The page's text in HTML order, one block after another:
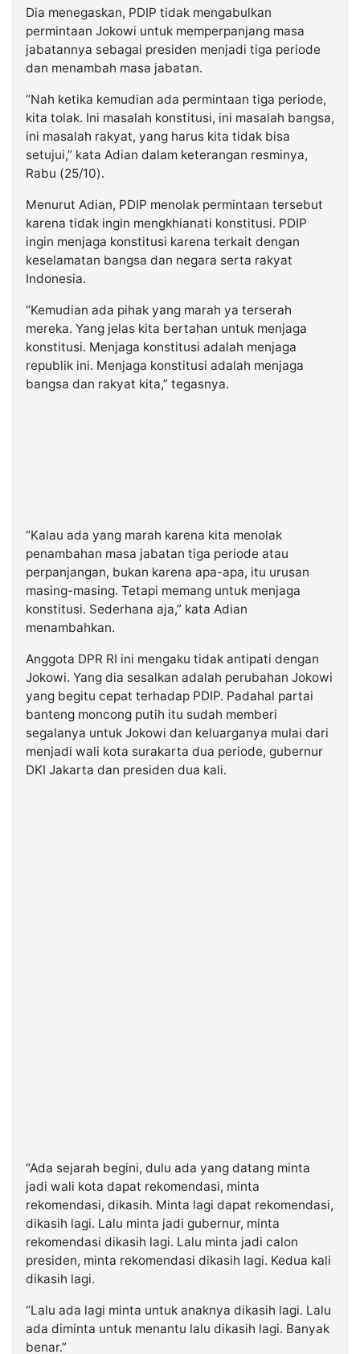
Dia menegaskan, PDIP tidak mengabulkan
permintaan Jokowi untuk memperpanjang masa
jabatannya sebagai presiden menjadi tiga periode
dan menambah masa jabatan.
“Nah ketika kemudian ada permintaan tiga periode,
kita tolak. Ini masalah konstitusi, ini masalah bangsa,
ini masalah rakyat, yang harus kita tidak bisa
setujui,” kata Adian dalam keterangan resminya,
Rabu (25/10).
Menurut Adian, PDIP menolak permintaan tersebut
karena tidak ingin mengkhianati konstitusi. PDIP
ingin menjaga konstitusi karena terkait dengan
keselamatan bangsa dan negara serta rakyat
Indonesia.
“Kemudian ada pihak yang marah ya terserah
mereka. Yang jelas kita bertahan untuk menjaga
konstitusi. Menjaga konstitusi adalah menjaga
republik ini. Menjaga konstitusi adalah menjaga
bangsa dan rakyat kita,” tegasnya.
“Kalau ada yang marah karena kita menolak
penambahan masa jabatan tiga periode atau
perpanjangan, bukan karena apa-apa, itu urusan
masing-masing. Tetapi memang untuk menjaga
konstitusi. Sederhana aja,” kata Adian
menambahkan.
Anggota DPR RI ini mengaku tidak antipati dengan
Jokowi. Yang dia sesalkan adalah perubahan Jokowi
yang begitu cepat terhadap PDIP. Padahal partai
banteng moncong putih itu sudah memberi
segalanya untuk Jokowi dan keluarganya mulai dari
menjadi wali kota surakarta dua periode, gubernur
DKI Jakarta dan presiden dua kali.
“Ada sejarah begini, dulu ada yang datang minta
jadi wali kota dapat rekomendasi, minta
rekomendasi, dikasih. Minta lagi dapat rekomendasi,
dikasih lagi. Lalu minta jadi gubernur, minta
rekomendasi dikasih lagi. Lalu minta jadi calon
presiden, minta rekomendasi dikasih lagi. Kedua kali
dikasih lagi.
“Lalu ada lagi minta untuk anaknya dikasih lagi. Lalu
ada diminta untuk menantu lalu dikasih lagi. Banyak
benar.”